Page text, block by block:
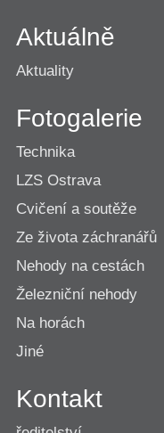
Aktuálně
Aktuality
Fotogalerie
Technika
LZS Ostrava
Cvičení a soutěže
Ze života záchranářů
Nehody na cestách
Železniční nehody
Na horách
Jiné
Kontakt